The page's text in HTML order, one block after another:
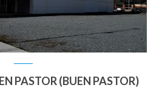
PASTOR (BUEN PASTOR)